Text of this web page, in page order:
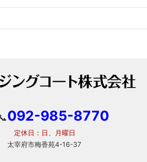
092-985-8770
、月曜日
香苑4-16-37